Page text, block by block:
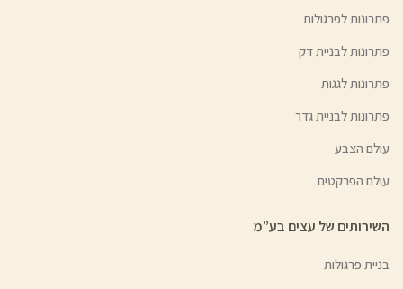
פתרונות לפרגולות
פתרונות לבניית דק
פתרונות לגגות
פתרונות לבניית גדר
עולם הצבע
עולם הפרקטים
השירותים של עצים בע”מ
בניית פרגולות